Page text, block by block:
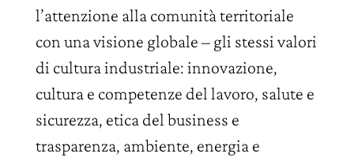
l’attenzione alla comunità territoriale
con una visione globale – gli stessi valori
di cultura industriale: innovazione,
cultura e competenze del lavoro, salute e
sicurezza, etica del business e
trasparenza, ambiente, energia e